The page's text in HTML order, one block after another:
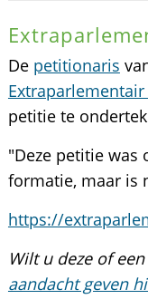
De petitionaris
petitie te
"Deze petitie was
formatie, maar is
https://
Wilt u deze of
aandacht geven